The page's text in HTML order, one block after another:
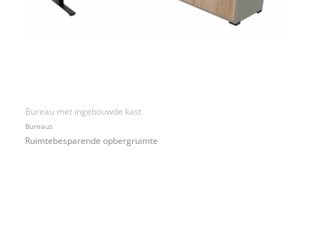
Bureau met ingebouwde kast
Bureaus
Ruimtebesparende opbergruimte